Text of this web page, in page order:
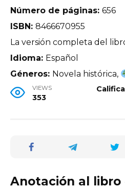
Número de páginas: 656
ISBN: 8466670955
La versión completa del
Idioma: Español
Géneros: Novela histórica,
VIEWS
353
Anotación al libro